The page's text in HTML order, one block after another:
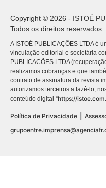
Copyright © 2026 - ISTOÉ
Todos os direitos reservados.
A ISTOÉ PUBLICAÇÕES LTDA é
vinculação editorial e societária
PUBLICACÕES LTDA
realizamos cobranças e que
contrato de assinatura da revista
autorizamos terceiros a fazê-lo,
conteúdo digital “https://
Política de Privacidade